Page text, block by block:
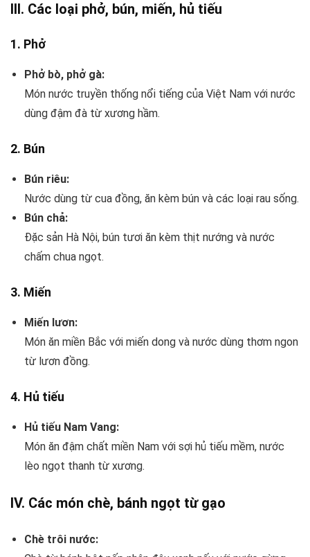
III. Các loại phở, bún, miến, hủ tiếu
1. Phở
Phở bò, phở gà:
Món nước truyền thống nổi tiếng của Việt Nam với nước
dùng đậm đà từ xương hầm.
2. Bún
Bún riêu:
Nước dùng từ cua đồng, ăn kèm bún và các loại rau sống.
Bún chả:
Đặc sản Hà Nội, bún tươi ăn kèm thịt nướng và nước
chấm chua ngọt.
3. Miến
Miến lươn:
Món ăn miền Bắc với miến dong và nước dùng thơm ngon
từ lươn đồng.
4. Hủ tiếu
Hủ tiếu Nam Vang:
Món ăn đậm chất miền Nam với sợi hủ tiếu mềm, nước
lèo ngọt thanh từ xương.
IV. Các món chè, bánh ngọt từ gạo
Chè trôi nước: